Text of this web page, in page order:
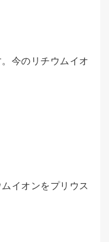
今のリチウムイオ
イオンをプリウス